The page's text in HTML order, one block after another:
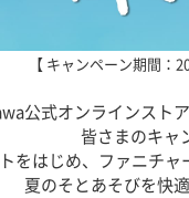
【 キャンペーン期間：
公式オンラインストア
皆さまのキャ
をはじめ、ファニチャ
夏のそとあそびを快